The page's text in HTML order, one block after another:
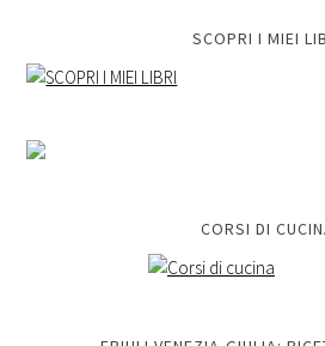
SCOPRI I MIEI
CORSI DI